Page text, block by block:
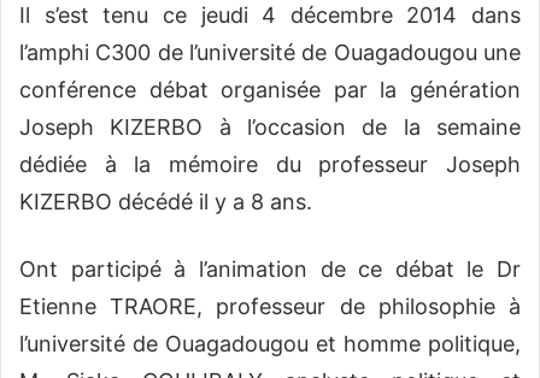
Il s’est tenu ce jeudi 4 décembre 2014 dans
l’amphi C300 de l’université de Ouagadougou une
conférence débat organisée par la génération
Joseph KIZERBO à l’occasion de la semaine
dédiée à la mémoire du professeur Joseph
KIZERBO décédé il y a 8 ans.
Ont participé à l’animation de ce débat le Dr
Etienne TRAORE, professeur de philosophie à
l’université de Ouagadougou et homme politique,